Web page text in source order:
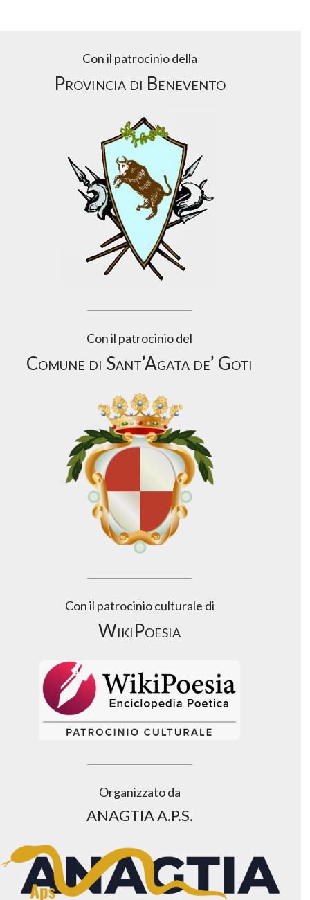
Con il patrocinio della
Provincia di Benevento
Con il patrocinio del
Comune di Sant’Agata de’ Goti
Con il patrocinio culturale di
WikiPoesia
Organizzato da
ANAGTIA A.P.S.